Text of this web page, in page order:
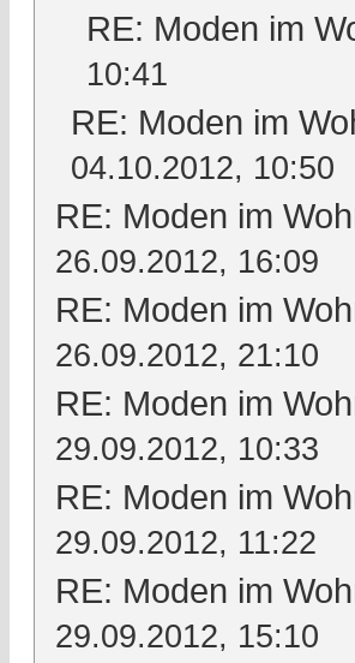
RE: Moden im
10:41
RE: Moden im
04.10.2012, 10:50
RE: Moden im
26.09.2012, 16:09
RE: Moden im
26.09.2012, 21:10
RE: Moden im
29.09.2012, 10:33
RE: Moden im
29.09.2012, 11:22
RE: Moden im
29.09.2012, 15:10